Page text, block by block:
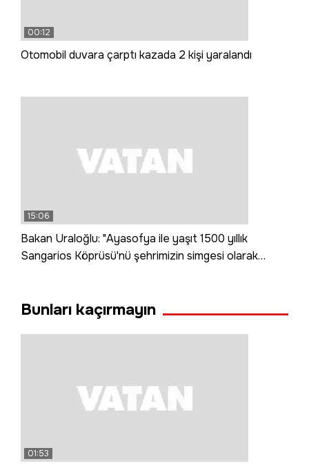
00:12
Otomobil duvara çarptı kazada 2 kişi yaralandı
15:06
Bakan Uraloğlu: "Ayasofya ile yaşıt 1500 yıllık
Sangarios Köprüsü'nü şehrimizin simgesi olarak
Bunları kaçırmayın
01:53